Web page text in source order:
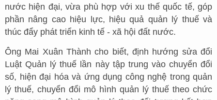
nước hiện đại, vừa phù hợp với xu thế quốc tế, góp
phần nâng cao hiệu lực, hiệu quả quản lý thuế và
thúc đẩy phát triển kinh tế - xã hội đất nước.
Ông Mai Xuân Thành cho biết, định hướng sửa đổi
Luật Quản lý thuế lần này tập trung vào chuyển đổi
số, hiện đại hóa và ứng dụng công nghệ trong quản
lý thuế, chuyển đổi mô hình quản lý thuế theo chức